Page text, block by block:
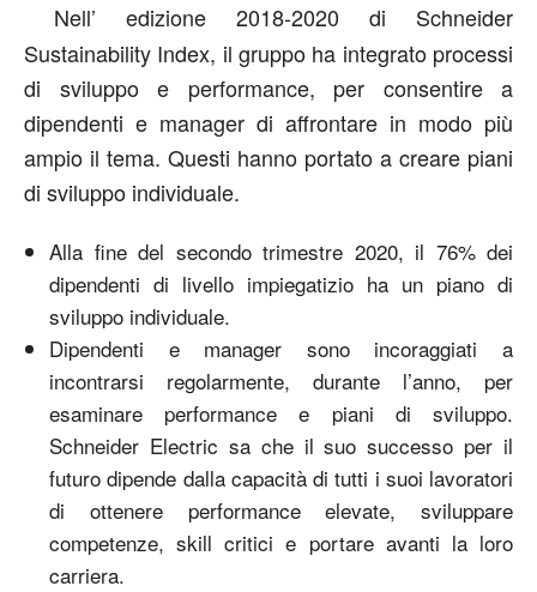
Nell’ edizione 2018-2020 di Schneider
Sustainability Index, il gruppo ha integrato processi
di sviluppo e performance, per consentire a
dipendenti e manager di affrontare in modo più
ampio il tema. Questi hanno portato a creare piani
di sviluppo individuale.
Alla fine del secondo trimestre 2020, il 76% dei
dipendenti di livello impiegatizio ha un piano di
sviluppo individuale.
Dipendenti e manager sono incoraggiati a
incontrarsi regolarmente, durante l’anno, per
esaminare performance e piani di sviluppo.
Schneider Electric sa che il suo successo per il
futuro dipende dalla capacità di tutti i suoi lavoratori
di ottenere performance elevate, sviluppare
competenze, skill critici e portare avanti la loro
carriera.